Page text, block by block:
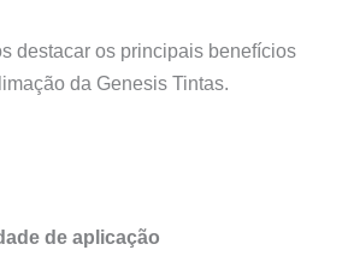
destacar os principais benefícios
da Genesis Tintas.
de aplicação